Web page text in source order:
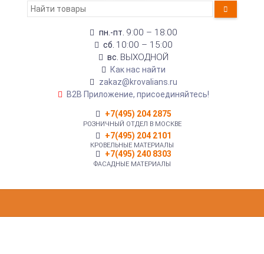
пн.-пт. 9:00 – 18:00
сб. 10:00 – 15:00
вс. ВЫХОДНОЙ
Как нас найти
zakaz@krovalians.ru
B2B Приложение, присоединяйтесь!
+7(495) 204 2875
РОЗНИЧНЫЙ ОТДЕЛ В МОСКВЕ
+7(495) 204 2101
КРОВЕЛЬНЫЕ МАТЕРИАЛЫ
+7(495) 240 8303
ФАСАДНЫЕ МАТЕРИАЛЫ